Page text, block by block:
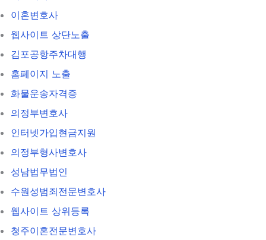
이혼변호사
웹사이트 상단노출
김포공항주차대행
홈페이지 노출
화물운송자격증
의정부변호사
인터넷가입현금지원
의정부형사변호사
성남법무법인
수원성범죄전문변호사
웹사이트 상위등록
청주이혼전문변호사